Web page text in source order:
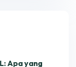
Apa yang